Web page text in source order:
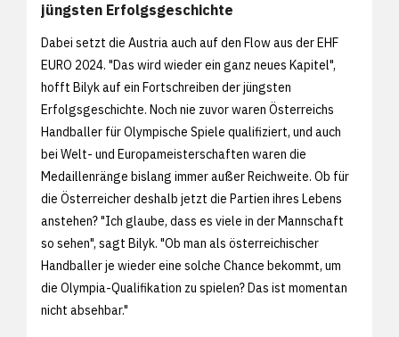
jüngsten Erfolgsgeschichte
Dabei setzt die Austria auch auf den Flow aus der EHF
EURO 2024. "Das wird wieder ein ganz neues Kapitel",
hofft Bilyk auf ein Fortschreiben der jüngsten
Erfolgsgeschichte. Noch nie zuvor waren Österreichs
Handballer für Olympische Spiele qualifiziert, und auch
bei Welt- und Europameisterschaften waren die
Medaillenränge bislang immer außer Reichweite. Ob für
die Österreicher deshalb jetzt die Partien ihres Lebens
anstehen? "Ich glaube, dass es viele in der Mannschaft
so sehen", sagt Bilyk. "Ob man als österreichischer
Handballer je wieder eine solche Chance bekommt, um
die Olympia-Qualifikation zu spielen? Das ist momentan
nicht absehbar."